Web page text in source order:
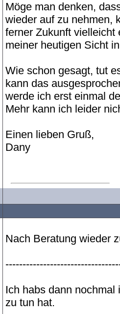
Möge man denken,
wieder auf zu nehmen,
ferner Zukunft vielleicht
meiner heutigen Sicht
Wie schon gesagt, tut
kann das
werde ich erst einmal
Mehr kann ich leider
Einen lieben Gruß,
Dany
Nach Beratung wieder
Ich habs dann
zu tun hat.